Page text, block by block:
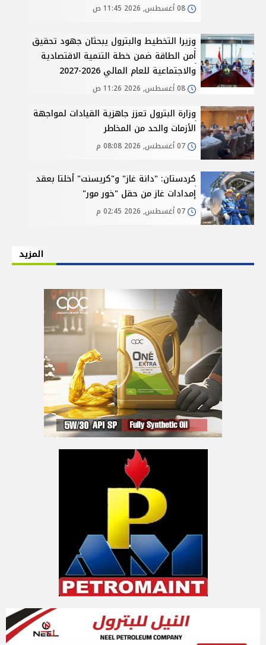
وزيرا التخطيط والبترول يبحثان جهود تحقيق
أمن الطاقة ضمن خطة التنمية الاقتصادية
والاجتماعية للعام المالي 2026-2027
وزارة البترول تعزز جاهزية القيادات لمواجهة
الأزمات والحد من المخاطر
كردستان: "دانة غاز" و"كريسنت" أخلتا بعقد
إمدادات غاز من حقل "خور مور"
المزيد